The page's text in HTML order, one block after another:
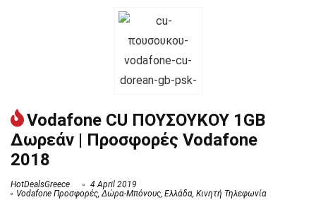
Vodafone CU ΠΟΥΣΟΥΚΟΥ 1GB
Δωρεάν | Προσφορές Vodafone
2018
HotDealsGreece
4 April 2019
Vodafone Προσφορές,Δώρα-Μπόνους, Ελλάδα, Κινητή Τηλεφωνία